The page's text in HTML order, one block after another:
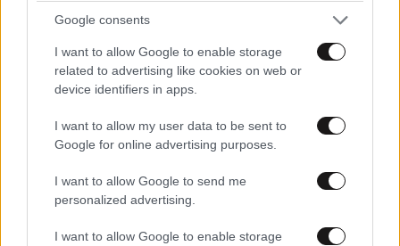
Google consents
I want to allow Google to enable storage
related to advertising like cookies on web or
device identifiers in apps.
I want to allow my user data to be sent to
Google for online advertising purposes.
I want to allow Google to send me
personalized advertising.
I want to allow Google to enable storage
ΠΡΟΣΘΕΣΤΕ ΤΟ ΣΧΟΛΙΟ ΣΑΣ
Xαρακτήρες: 0/1000